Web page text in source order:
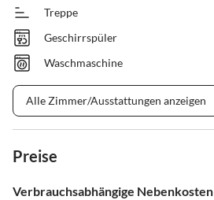
Treppe
Geschirrspüler
Waschmaschine
Alle Zimmer/Ausstattungen anzeigen
Preise
Verbrauchsabhängige Nebenkosten